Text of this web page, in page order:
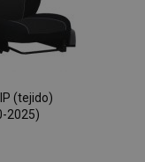
(tejido)
2025)